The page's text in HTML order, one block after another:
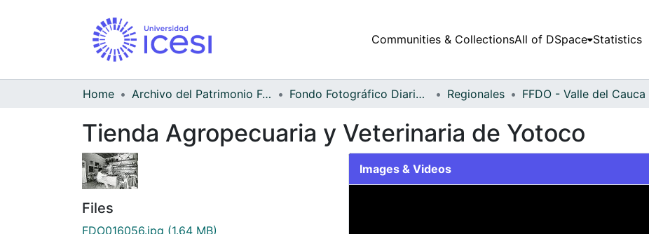
Communities & CollectionsAll of DSpace Statistics
Home Archivo del Patrimonio Fotográfico y Fílmico del Valle del Cauca Fondo Fotográfico Diario Occidente Regionales
Tienda Agropecuaria y Veterinaria de Yotoco
Files
FDO016056.jpg (1.64 MB)
Images & Videos